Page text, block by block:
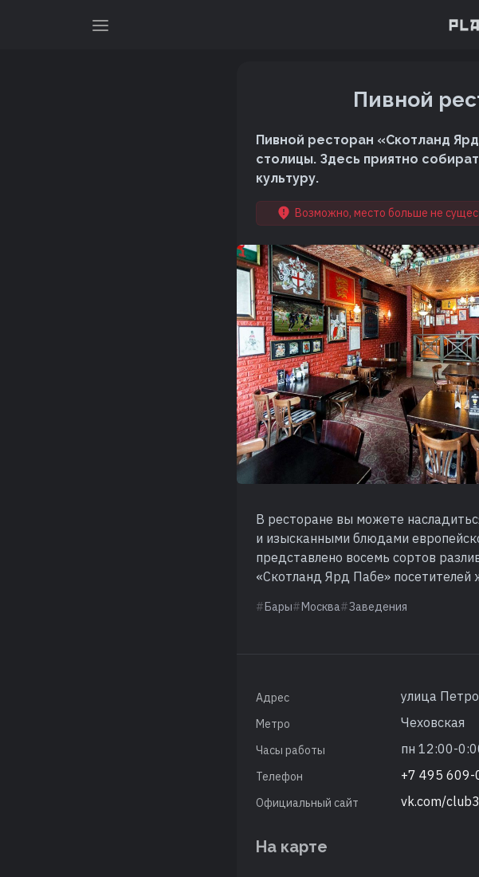
Пивной
Пивной ресторан «Скотланд
столицы. Здесь приятно
культуру.
Возможно, место больше не
В ресторане вы можете
и изысканными блюдами
представлено восемь сортов
«Скотланд Ярд Пабе»
Бары Москва Заведения
Адрес улица
Метро Чеховская
Часы работы пн 12:00-
Телефон +7 495 609-
Официальный сайт vk.com/
На карте